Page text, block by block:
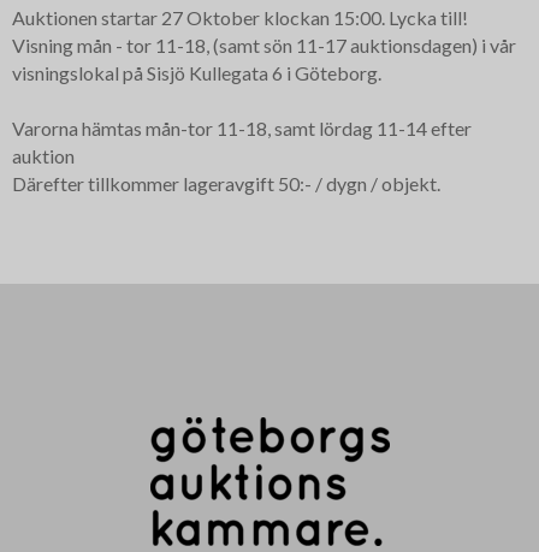
Auktionen startar 27 Oktober klockan 15:00. Lycka till!
Visning mån - tor 11-18, (samt sön 11-17 auktionsdagen) i vår
visningslokal på Sisjö Kullegata 6 i Göteborg.
Varorna hämtas mån-tor 11-18, samt lördag 11-14 efter
auktion
Därefter tillkommer lageravgift 50:- / dygn / objekt.